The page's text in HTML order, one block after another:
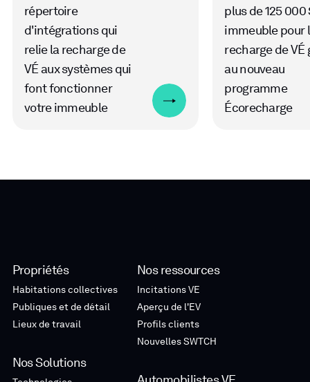
répertoire
d'intégrations qui
relie la recharge de
VÉ aux systèmes qui
font fonctionner
votre immeuble
plus de 125 000
immeuble pour
recharge de VÉ
au nouveau
programme
Écorecharge
Propriétés
Habitations collectives
Publiques et de détail
Lieux de travail
Nos Solutions
Nos ressources
Incitations VE
Aperçu de l'EV
Profils clients
Nouvelles SWTCH